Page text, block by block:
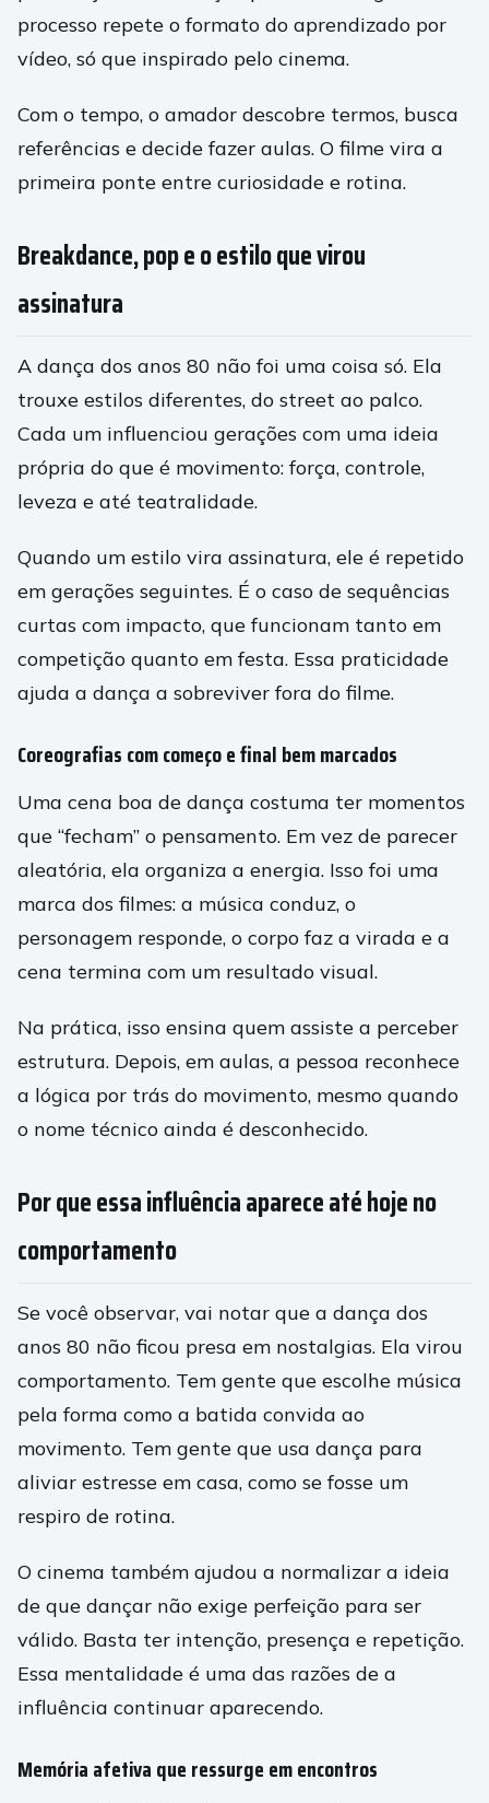
processo repete o formato do aprendizado por
vídeo, só que inspirado pelo cinema.
Com o tempo, o amador descobre termos, busca
referências e decide fazer aulas. O filme vira a
primeira ponte entre curiosidade e rotina.
Breakdance, pop e o estilo que virou
assinatura
A dança dos anos 80 não foi uma coisa só. Ela
trouxe estilos diferentes, do street ao palco.
Cada um influenciou gerações com uma ideia
própria do que é movimento: força, controle,
leveza e até teatralidade.
Quando um estilo vira assinatura, ele é repetido
em gerações seguintes. É o caso de sequências
curtas com impacto, que funcionam tanto em
competição quanto em festa. Essa praticidade
ajuda a dança a sobreviver fora do filme.
Coreografias com começo e final bem marcados
Uma cena boa de dança costuma ter momentos
que “fecham” o pensamento. Em vez de parecer
aleatória, ela organiza a energia. Isso foi uma
marca dos filmes: a música conduz, o
personagem responde, o corpo faz a virada e a
cena termina com um resultado visual.
Na prática, isso ensina quem assiste a perceber
estrutura. Depois, em aulas, a pessoa reconhece
a lógica por trás do movimento, mesmo quando
o nome técnico ainda é desconhecido.
Por que essa influência aparece até hoje no
comportamento
Se você observar, vai notar que a dança dos
anos 80 não ficou presa em nostalgias. Ela virou
comportamento. Tem gente que escolhe música
pela forma como a batida convida ao
movimento. Tem gente que usa dança para
aliviar estresse em casa, como se fosse um
respiro de rotina.
O cinema também ajudou a normalizar a ideia
de que dançar não exige perfeição para ser
válido. Basta ter intenção, presença e repetição.
Essa mentalidade é uma das razões de a
influência continuar aparecendo.
Memória afetiva que ressurge em encontros